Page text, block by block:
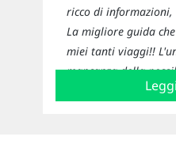
ricco di
La migliore guida
miei tanti viaggi!!
mancanza della
città diversa da